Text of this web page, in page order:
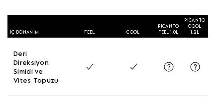
İÇ DONANIM FEEL COOL
PİCANTO
FEEL 1.0L
PİCANTO
COOL
1.2L
Deri
Direksiyon
Simidi ve
Vites Topuzu